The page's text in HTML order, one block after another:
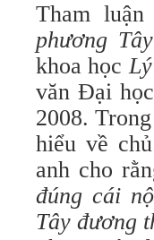
Tham luận
phương
khoa học
văn Đại
2008.
hiểu về
anh cho
đúng cái
Tây đương